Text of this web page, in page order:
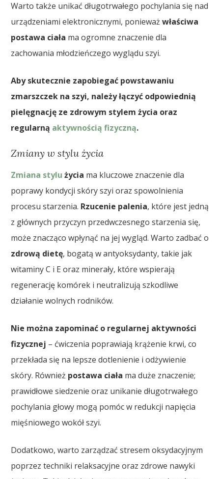
Warto także unikać długotrwałego pochylania się nad
urządzeniami elektronicznymi, ponieważwłaściwa
postawa ciała ma ogromne znaczenie dla
zachowania młodzieńczego wyglądu szyi.
Aby skutecznie zapobiegać powstawaniu
zmarszczek na szyi, należy łączyć odpowiednią
pielęgnację ze zdrowym stylem życia oraz
regularną aktywnością fizyczną.
Zmiany w stylu życia
Zmiana stylu życia ma kluczowe znaczenie dla
poprawy kondycji skóry szyi oraz spowolnienia
procesu starzenia. Rzucenie palenia, które jest jedną
z głównych przyczyn przedwczesnego starzenia się,
może znacząco wpłynąć na jej wygląd. Warto zadbać o
zdrową dietę, bogatą w antyoksydanty, takie jak
witaminy C i E oraz minerały, które wspierają
regenerację komórek i neutralizują szkodliwe
działanie wolnych rodników.
Nie można zapominać o regularnej aktywności
fizycznej – ćwiczenia poprawiają krążenie krwi, co
przekłada się na lepsze dotlenienie i odżywienie
skóry. Również postawa ciała ma duże znaczenie;
prawidłowe siedzenie oraz unikanie długotrwałego
pochylania głowy mogą pomóc w redukcji napięcia
mięśniowego wokół szyi.
Dodatkowo, warto zarządzać stresem oksydacyjnym
poprzez techniki relaksacyjne oraz zdrowe nawyki